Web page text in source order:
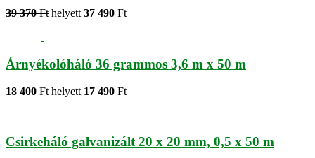
39 370 Ft helyett 37 490 Ft
Árnyékolóháló 36 grammos 3,6 m x 50 m
18 400 Ft helyett 17 490 Ft
Csirkeháló galvanizált 20 x 20 mm, 0,5 x 50 m